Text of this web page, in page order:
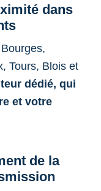
dans
Tours, Blois et
dédié, qui
et votre
de la